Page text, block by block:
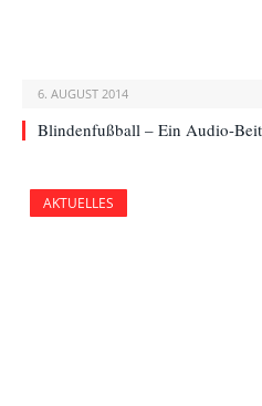
6. AUGUST 2014
Blindenfußball – Ein Audio-
AKTUELLES